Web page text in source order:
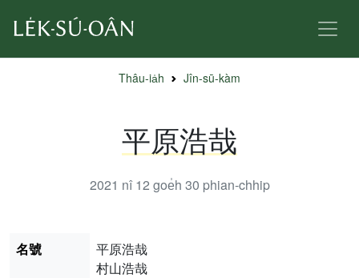
Thâu-ia̍h Jîn-sū-kàm
平原浩哉
2021 nî 12 goe̍h 30 phian-chhip
名號
平原浩哉
村山浩哉